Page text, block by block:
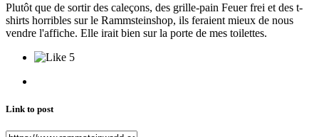
Plutôt que de sortir des caleçons, des grille-pain Feuer frei et des t-
shirts horribles sur le Rammsteinshop, ils feraient mieux de nous
vendre l'affiche. Elle irait bien sur la porte de mes toilettes.
5
Link to post